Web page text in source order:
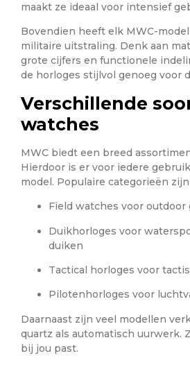
maakt ze ideaal voor intensief
Bovendien heeft elk MWC-
militaire uitstraling. Denk aan
grote cijfers en functionele
de horloges stijlvol genoeg voor
Verschillende
watches
MWC biedt een breed
Hierdoor is er voor iedere
model. Populaire categorieën
Field watches voor outdoor
Duikhorloges voor
duiken
Tactical horloges voor
Pilotenhorloges voor
Daarnaast zijn veel modellen
quartz als automatisch uurwerk.
bij jou past.